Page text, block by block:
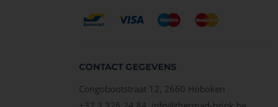
CONTACT GEGEVENS
Congobootstraat 12, 2660 Hoboken